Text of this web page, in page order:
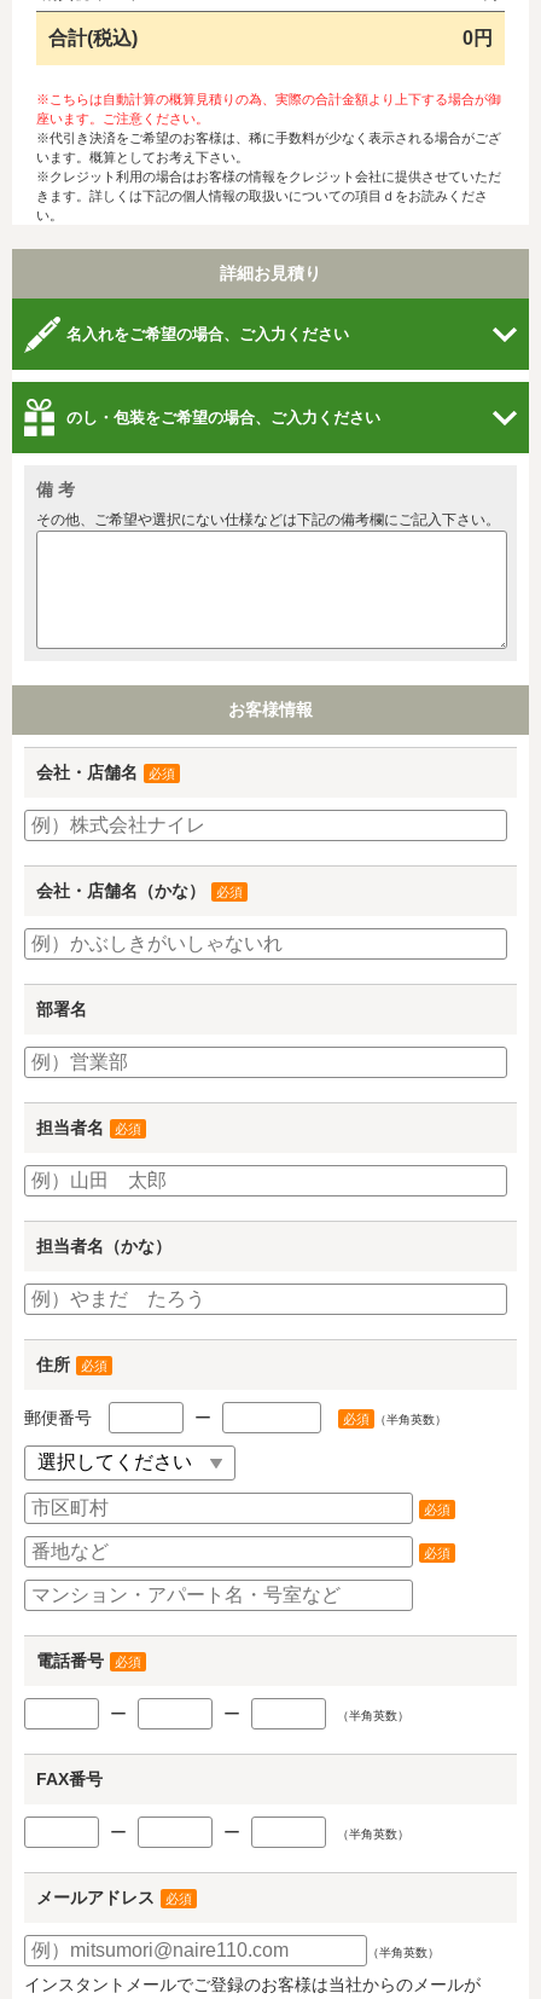
合計(税込) 0円
※こちらは自動計算の概算見積りの為、実際の合計金額より上下する場合が御
座います。ご注意ください。
※代引き決済をご希望のお客様は、稀に手数料が少なく表示される場合がござ
います。概算としてお考え下さい。
※クレジット利用の場合はお客様の情報をクレジット会社に提供させていただ
きます。詳しくは下記の個人情報の取扱いについての項目ｄをお読みくださ
い。
詳細お見積り
名入れをご希望の場合、ご入力ください
のし・包装をご希望の場合、ご入力ください
備 考
その他、ご希望や選択にない仕様などは下記の備考欄にご記入下さい。
お客様情報
会社・店舗名 必須
会社・店舗名（かな） 必須
部署名
担当者名 必須
担当者名（かな）
住所 必須
郵便番号 ー 必須 （半角英数）
必須
必須
電話番号 必須
ー ー （半角英数）
FAX番号
ー ー （半角英数）
メールアドレス 必須
（半角英数）
インスタントメールでご登録のお客様は当社からのメールが